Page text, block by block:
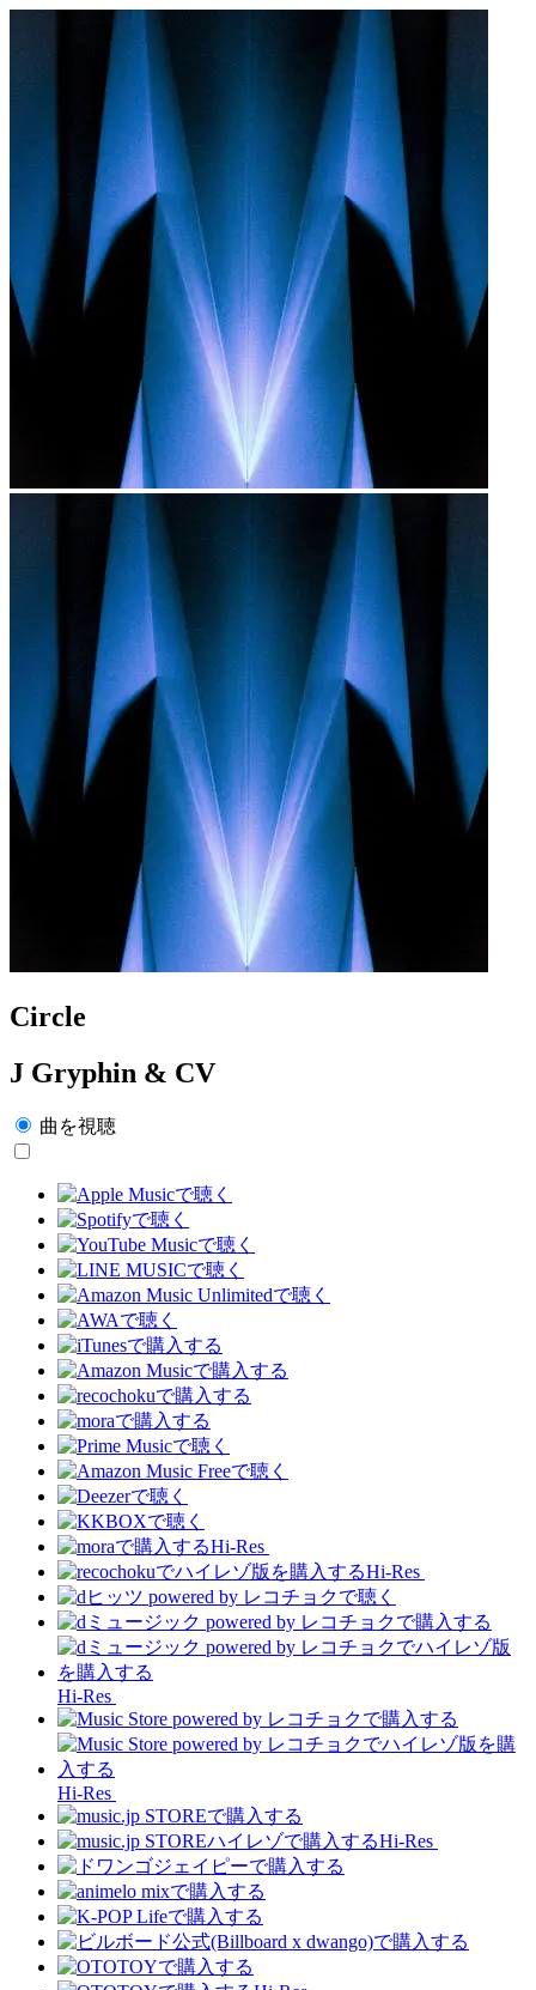
Circle
J Gryphin & CV
曲を視聴
Hi-Res
Hi-Res
Hi-Res
Hi-Res
Hi-Res